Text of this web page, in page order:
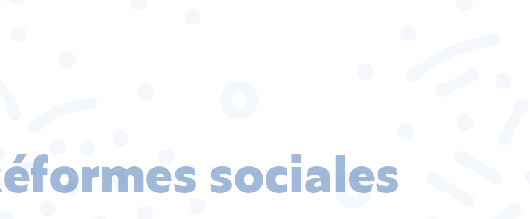
sociales